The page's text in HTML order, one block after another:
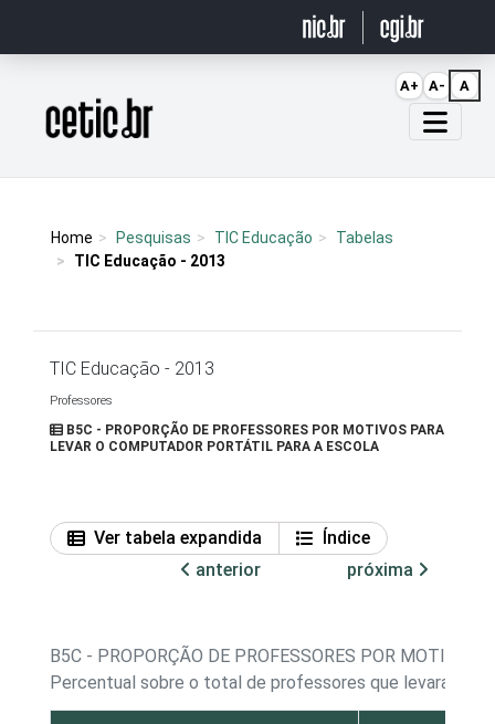
Página inicial
Home Pesquisas TIC Educação
Tabelas
TIC Educação - 2013
TIC Educação - 2013
Professores
B5C - PROPORÇÃO DE PROFESSORES POR MOTIVOS PARA
LEVAR O COMPUTADOR PORTÁTIL PARA A ESCOLA
Ver tabela expandida
Índice
anterior
próxima
B5C - PROPORÇÃO DE PROFESSORES POR MOTIVOS
Percentual sobre o total de professores que levaram o
A+ A- A